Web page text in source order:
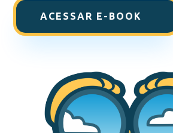
ACESSAR E-BOOK